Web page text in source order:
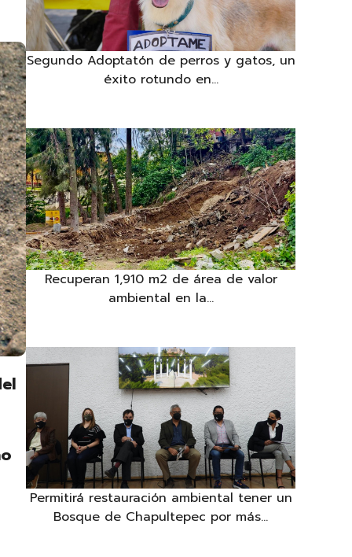
Segundo Adoptatón de perros y gatos, un
éxito rotundo en...
Recuperan 1,910 m2 de área de valor
ambiental en la...
Permitirá restauración ambiental tener un
Bosque de Chapultepec por más...